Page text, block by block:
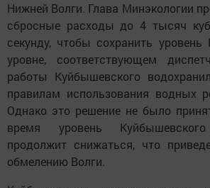
Нижней Волги. Глава Минэкологии
сбросные расходы до 4 тысяч
секунду, чтобы сохранить
уровне, соответствующем
работы Куйбышевского
правилам использования водных
Однако это решение не было
время уровень
продолжит снижаться, что
обмелению Волги.